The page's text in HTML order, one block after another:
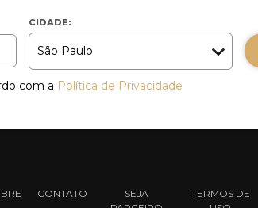
CIDADE:
com a Política de Privacidade
CONTATO SEJA TERMOS DE